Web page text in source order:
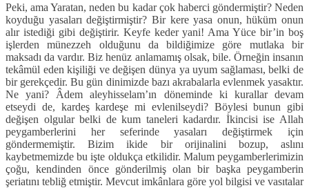
Peki, ama Yaratan, neden bu kadar çok haberci göndermiştir? Neden
koyduğu yasaları değiştirmiştir? Bir kere yasa onun, hüküm onun
alır istediği gibi değiştirir. Keyfe keder yani! Ama Yüce bir’in boş
işlerden münezzeh olduğunu da bildiğimize göre mutlaka bir
maksadı da vardır. Biz henüz anlamamış olsak, bile. Örneğin insanın
tekâmül eden kişiliği ve değişen dünya ya uyum sağlaması, belki de
bir gerekçedir. Bu gün dinimizde bazı akrabalarla evlenmek yasaktır.
Ne yani? Âdem aleyhisselam’ın döneminde ki kurallar devam
etseydi de, kardeş kardeşe mi evlenilseydi? Böylesi bunun gibi
değişen olgular belki de kum taneleri kadardır. İkincisi ise Allah
peygamberlerini her seferinde yasaları değiştirmek için
göndermemiştir. Bizim ikide bir orijinalini bozup, aslını
kaybetmemizde bu işte oldukça etkilidir. Malum peygamberlerimizin
çoğu, kendinden önce gönderilmiş olan bir başka peygamberin
şeriatını tebliğ etmiştir. Mevcut imkânlara göre yol bilgisi ve vasıtalar